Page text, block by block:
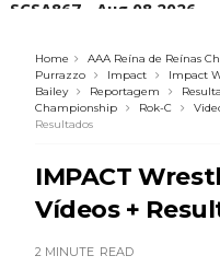
SCSA867- Aug 08 2026
TNA: Elayna Black
combate pelo título
WWE: Brock Lesnar
Home AAA Reína de Reínas
Purrazzo
Impact Impact
Bailey
Reportagem
Championship
Rok-C
Resultados
IMPACT
Vídeos +
2 MINUTE READ